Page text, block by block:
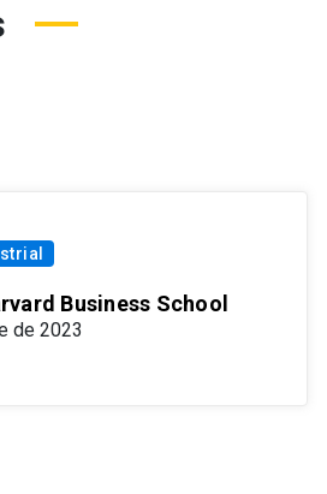
Business School
de 2023